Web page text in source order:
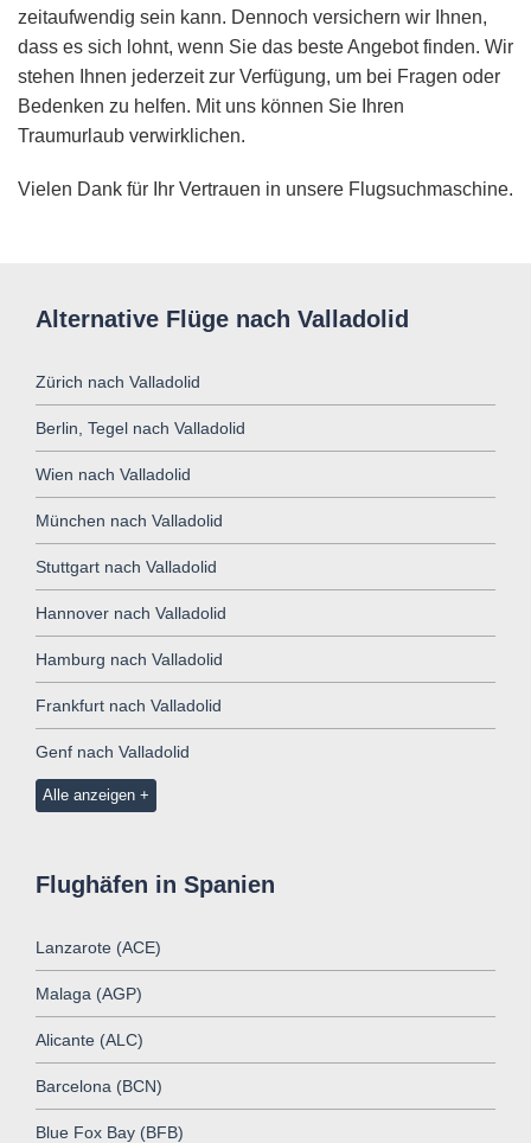
zeitaufwendig sein kann. Dennoch versichern wir Ihnen,
dass es sich lohnt, wenn Sie das beste Angebot finden. Wir
stehen Ihnen jederzeit zur Verfügung, um bei Fragen oder
Bedenken zu helfen. Mit uns können Sie Ihren
Traumurlaub verwirklichen.
Vielen Dank für Ihr Vertrauen in unsere Flugsuchmaschine.
Alternative Flüge nach Valladolid
Zürich nach Valladolid
Berlin, Tegel nach Valladolid
Wien nach Valladolid
München nach Valladolid
Stuttgart nach Valladolid
Hannover nach Valladolid
Hamburg nach Valladolid
Frankfurt nach Valladolid
Genf nach Valladolid
Alle anzeigen
Flughäfen in Spanien
Lanzarote (ACE)
Malaga (AGP)
Alicante (ALC)
Barcelona (BCN)
Blue Fox Bay (BFB)